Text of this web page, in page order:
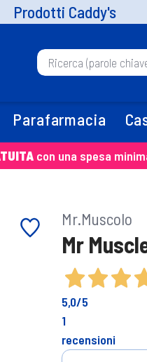
Prodotti Caddy's
Parafarmacia
con una spesa
Mr.Muscolo
Mr
5,0/5
1
recensioni